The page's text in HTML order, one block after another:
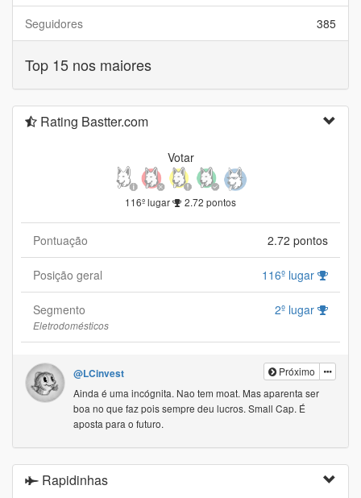
Seguidores 385
Top 15 nos maiores
Rating Bastter.com
Votar
116º lugar 2.72 pontos
Pontuação 2.72 pontos
Posição geral 116º lugar
Segmento 2º lugar
Eletrodomésticos
Próximo
@LCinvest
Ainda é uma incógnita. Nao tem moat. Mas aparenta ser
boa no que faz pois sempre deu lucros. Small Cap. É
aposta para o futuro.
Rapidinhas